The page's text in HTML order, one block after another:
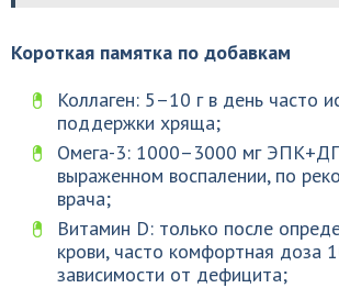
Короткая памятка по добавкам
Коллаген: 5–10 г в день часто
поддержки хряща;
Омега-3: 1000–3000 мг
выраженном воспалении, по
врача;
Витамин D: только после
крови, часто комфортная
зависимости от дефицита;